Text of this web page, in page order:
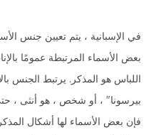
في الإسبانية ، يتم تعيين جنس
اللباس هو المذكر. يرتبط الجنس
بيرسونا" ، أو شخص ، هو أنثى ،
فإن بعض الأسماء لها أشكال